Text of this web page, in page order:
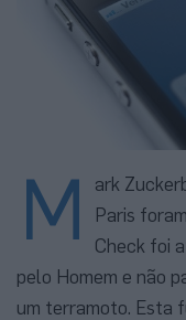
M
ark
Paris
Check foi
pelo Homem e não
um terramoto. Esta